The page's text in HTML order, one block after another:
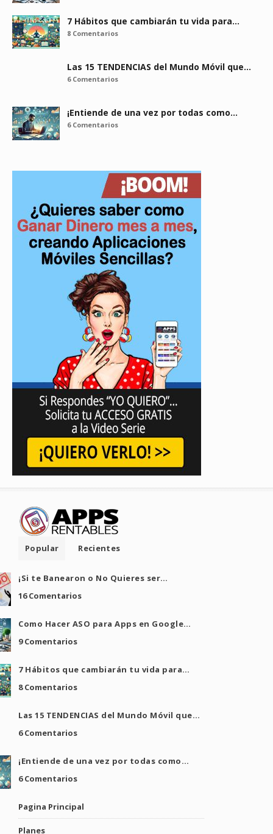
7 Hábitos que cambiarán tu vida para…
8 Comentarios
Las 15 TENDENCIAS del Mundo Móvil que…
6 Comentarios
¡Entiende de una vez por todas como…
6 Comentarios
Popular Recientes
¡Si te Banearon o No Quieres ser…
16 Comentarios
Como Hacer ASO para Apps en Google…
9 Comentarios
7 Hábitos que cambiarán tu vida para…
8 Comentarios
Las 15 TENDENCIAS del Mundo Móvil que…
6 Comentarios
¡Entiende de una vez por todas como…
6 Comentarios
Pagina Principal
Planes